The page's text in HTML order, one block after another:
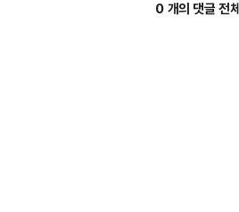
0 개의 댓글 전